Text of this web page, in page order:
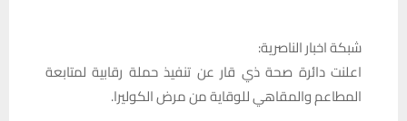
شبكة اخبار الناصرية:
اعلنت دائرة صحة ذي قار عن تنفيذ حملة رقابية لمتابعة
المطاعم والمقاهي للوقاية من مرض الكوليرا.